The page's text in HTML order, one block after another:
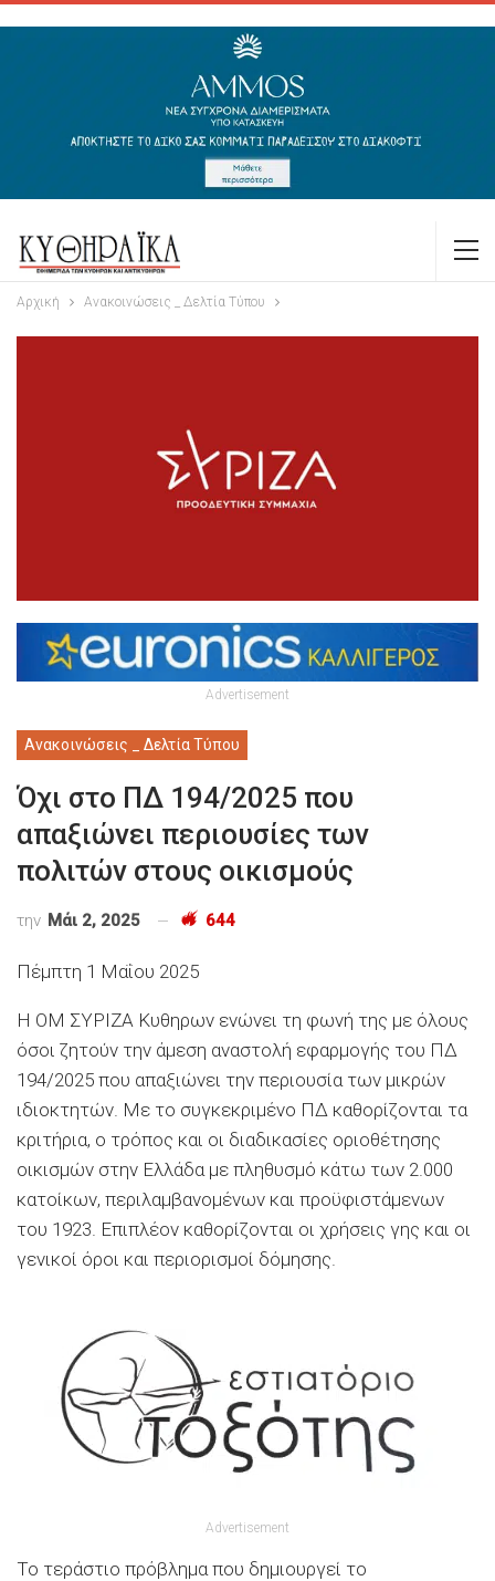
Αρχική Ανακοινώσεις _ Δελτία Τύπου
Advertisement
Ανακοινώσεις _ Δελτία Τύπου
Όχι στο ΠΔ 194/2025 που
απαξιώνει περιουσίες των
πολιτών στους οικισμούς
την Μάι 2, 2025 644
Πέμπτη 1 Μαΐου 2025
Η ΟΜ ΣΥΡΙΖΑ Κυθηρων ενώνει τη φωνή της με όλους
όσοι ζητούν την άμεση αναστολή εφαρμογής του ΠΔ
194/2025 που απαξιώνει την περιουσία των μικρών
ιδιοκτητών. Με το συγκεκριμένο ΠΔ καθορίζονται τα
κριτήρια, ο τρόπος και οι διαδικασίες οριοθέτησης
οικισμών στην Ελλάδα με πληθυσμό κάτω των 2.000
κατοίκων, περιλαμβανομένων και προϋφιστάμενων
του 1923. Επιπλέον καθορίζονται οι χρήσεις γης και οι
γενικοί όροι και περιορισμοί δόμησης.
Advertisement
Το τεράστιο πρόβλημα που δημιουργεί το